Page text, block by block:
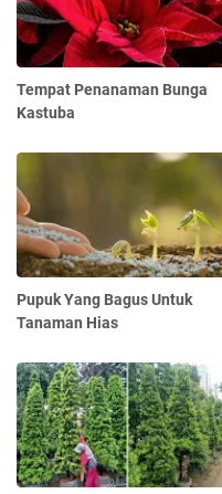
Tempat Penanaman Bunga
Kastuba
Pupuk Yang Bagus Untuk
Tanaman Hias